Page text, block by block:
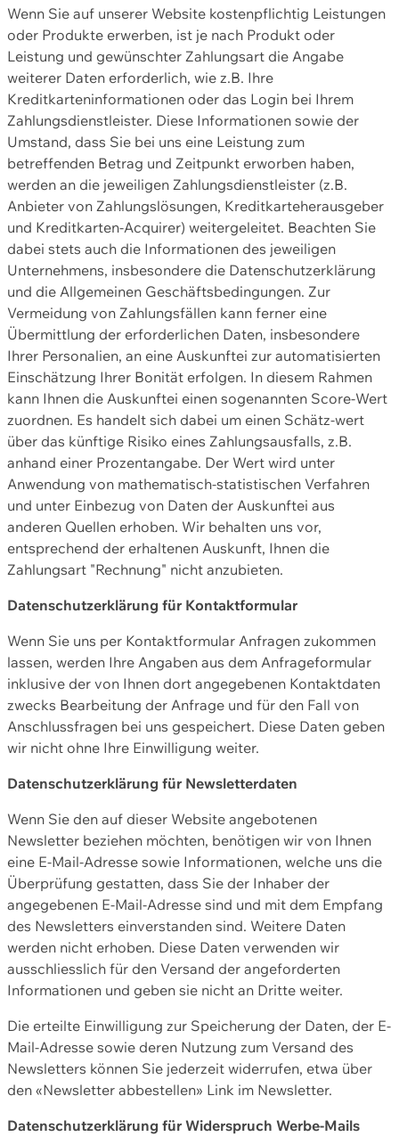
Wenn Sie auf unserer Website kostenpflichtig Leistungen
oder Produkte erwerben, ist je nach Produkt oder
Leistung und gewünschter Zahlungsart die Angabe
weiterer Daten erforderlich, wie z.B. Ihre
Kreditkarteninformationen oder das Login bei Ihrem
Zahlungsdienstleister. Diese Informationen sowie der
Umstand, dass Sie bei uns eine Leistung zum
betreffenden Betrag und Zeitpunkt erworben haben,
werden an die jeweiligen Zahlungsdienstleister (z.B.
Anbieter von Zahlungslösungen, Kreditkarteherausgeber
und Kreditkarten-Acquirer) weitergeleitet. Beachten Sie
dabei stets auch die Informationen des jeweiligen
Unternehmens, insbesondere die Datenschutzerklärung
und die Allgemeinen Geschäftsbedingungen. Zur
Vermeidung von Zahlungsfällen kann ferner eine
Übermittlung der erforderlichen Daten, insbesondere
Ihrer Personalien, an eine Auskunftei zur automatisierten
Einschätzung Ihrer Bonität erfolgen. In diesem Rahmen
kann Ihnen die Auskunftei einen sogenannten Score-Wert
zuordnen. Es handelt sich dabei um einen Schätz-wert
über das künftige Risiko eines Zahlungsausfalls, z.B.
anhand einer Prozentangabe. Der Wert wird unter
Anwendung von mathematisch-statistischen Verfahren
und unter Einbezug von Daten der Auskunftei aus
anderen Quellen erhoben. Wir behalten uns vor,
entsprechend der erhaltenen Auskunft, Ihnen die
Zahlungsart "Rechnung" nicht anzubieten.
Datenschutzerklärung für Kontaktformular
Wenn Sie uns per Kontaktformular Anfragen zukommen
lassen, werden Ihre Angaben aus dem Anfrageformular
inklusive der von Ihnen dort angegebenen Kontaktdaten
zwecks Bearbeitung der Anfrage und für den Fall von
Anschlussfragen bei uns gespeichert. Diese Daten geben
wir nicht ohne Ihre Einwilligung weiter.
Datenschutzerklärung für Newsletterdaten
Wenn Sie den auf dieser Website angebotenen
Newsletter beziehen möchten, benötigen wir von Ihnen
eine E-Mail-Adresse sowie Informationen, welche uns die
Überprüfung gestatten, dass Sie der Inhaber der
angegebenen E-Mail-Adresse sind und mit dem Empfang
des Newsletters einverstanden sind. Weitere Daten
werden nicht erhoben. Diese Daten verwenden wir
ausschliesslich für den Versand der angeforderten
Informationen und geben sie nicht an Dritte weiter.
Die erteilte Einwilligung zur Speicherung der Daten, der E-
Mail-Adresse sowie deren Nutzung zum Versand des
Newsletters können Sie jederzeit widerrufen, etwa über
den «Newsletter abbestellen» Link im Newsletter.
Datenschutzerklärung für Widerspruch Werbe-Mails